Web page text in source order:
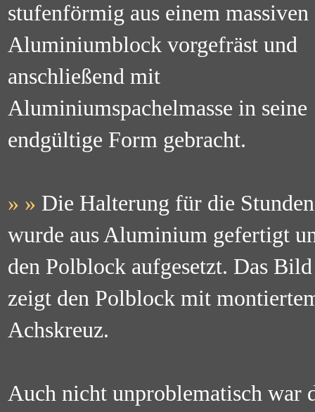
stufenförmig aus einem massiven
Aluminiumblock vorgefräst und
anschließend mit
Aluminiumspachelmasse in seine
endgültige Form gebracht.
» » Die Halterung für die
wurde aus Aluminium gefertigt
den Polblock aufgesetzt. Das
zeigt den Polblock mit
Achskreuz.
Auch nicht unproblematisch war